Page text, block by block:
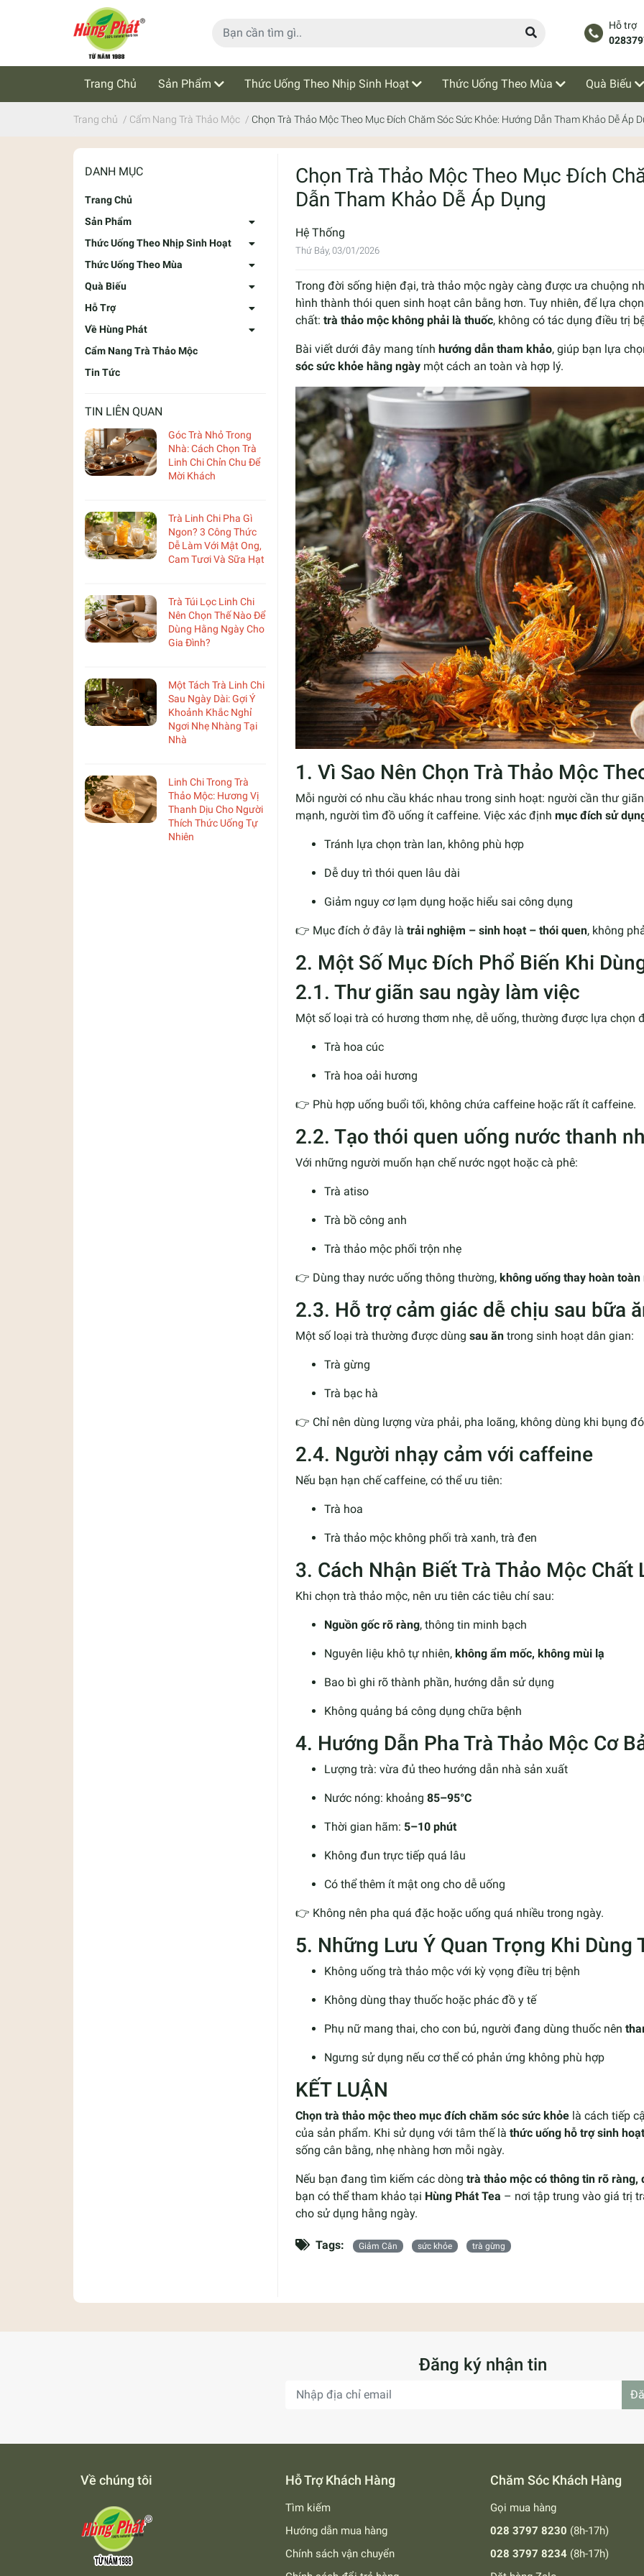
Hỗ trợ
Trang Chủ Sản Phẩm Thức Uống Theo Nhịp Sinh Hoạt Thức Uống Theo Mùa Quà Biếu
Cẩm Nang Trà Thảo Mộc Tin Tức
Trang chủ / Cẩm Nang Trà Thảo Mộc / Chọn Trà Thảo Mộc Theo Mục Đích Chăm Sóc Sức Khỏe: Hướng Dẫn Tham Khảo Dễ Áp
DANH MỤC
Trang Chủ
Sản Phẩm
Thức Uống Theo Nhịp Sinh Hoạt
Thức Uống Theo Mùa
Quà Biếu
Hỗ Trợ
Về Hùng Phát
Cẩm Nang Trà Thảo Mộc
Tin Tức
TIN LIÊN QUAN
Góc Trà Nhỏ Trong
Nhà: Cách Chọn Trà
Linh Chi Chỉn Chu Để
Mời Khách
Trà Linh Chi Pha Gì
Ngon? 3 Công Thức
Dễ Làm Với Mật Ong,
Cam Tươi Và Sữa Hạt
Trà Túi Lọc Linh Chi
Nên Chọn Thế Nào Để
Dùng Hằng Ngày Cho
Gia Đình?
Một Tách Trà Linh Chi
Sau Ngày Dài: Gợi Ý
Khoảnh Khắc Nghỉ
Ngơi Nhẹ Nhàng Tại
Nhà
Linh Chi Trong Trà
Thảo Mộc: Hương Vị
Thanh Dịu Cho Người
Thích Thức Uống Tự
Nhiên
Chọn Trà Thảo Mộc Theo Mục Đích
Dẫn Tham Khảo Dễ Áp Dụng
Hệ Thống
Thứ Bảy, 03/01/2026
Trong đời sống hiện đại, trà thảo mộc ngày càng được ưa chuộng
hình thành thói quen sinh hoạt cân bằng hơn. Tuy nhiên, để lựa
chất: trà thảo mộc không phải là thuốc, không có tác dụng điều trị
Bài viết dưới đây mang tính hướng dẫn tham khảo, giúp bạn lựa
sóc sức khỏe hằng ngày một cách an toàn và hợp lý.
1. Vì Sao Nên Chọn Trà Thảo Mộc
Mỗi người có nhu cầu khác nhau trong sinh hoạt: người cần thư
mạnh, người tìm đồ uống ít caffeine. Việc xác định mục đích sử
Tránh lựa chọn tràn lan, không phù hợp
Dễ duy trì thói quen lâu dài
Giảm nguy cơ lạm dụng hoặc hiểu sai công dụng
👉 Mục đích ở đây là trải nghiệm – sinh hoạt – thói quen, không
2. Một Số Mục Đích Phổ Biến Khi
2.1. Thư giãn sau ngày làm việc
Một số loại trà có hương thơm nhẹ, dễ uống, thường được lựa chọn
Trà hoa cúc
Trà hoa oải hương
👉 Phù hợp uống buổi tối, không chứa caffeine hoặc rất ít caffeine.
2.2. Tạo thói quen uống nước thanh
Với những người muốn hạn chế nước ngọt hoặc cà phê:
Trà atiso
Trà bồ công anh
Trà thảo mộc phối trộn nhẹ
👉 Dùng thay nước uống thông thường, không uống thay hoàn toàn
2.3. Hỗ trợ cảm giác dễ chịu sau bữa
Một số loại trà thường được dùng sau ăn trong sinh hoạt dân gian:
Trà gừng
Trà bạc hà
👉 Chỉ nên dùng lượng vừa phải, pha loãng, không dùng khi bụng
2.4. Người nhạy cảm với caffeine
Nếu bạn hạn chế caffeine, có thể ưu tiên:
Trà hoa
Trà thảo mộc không phối trà xanh, trà đen
3. Cách Nhận Biết Trà Thảo Mộc Chất
Khi chọn trà thảo mộc, nên ưu tiên các tiêu chí sau:
Nguồn gốc rõ ràng, thông tin minh bạch
Nguyên liệu khô tự nhiên, không ẩm mốc, không mùi lạ
Bao bì ghi rõ thành phần, hướng dẫn sử dụng
Không quảng bá công dụng chữa bệnh
4. Hướng Dẫn Pha Trà Thảo Mộc Cơ
Lượng trà: vừa đủ theo hướng dẫn nhà sản xuất
Nước nóng: khoảng 85–95°C
Thời gian hãm: 5–10 phút
Không đun trực tiếp quá lâu
Có thể thêm ít mật ong cho dễ uống
👉 Không nên pha quá đặc hoặc uống quá nhiều trong ngày.
5. Những Lưu Ý Quan Trọng Khi Dùng
Không uống trà thảo mộc với kỳ vọng điều trị bệnh
Không dùng thay thuốc hoặc phác đồ y tế
Phụ nữ mang thai, cho con bú, người đang dùng thuốc nên
Ngưng sử dụng nếu cơ thể có phản ứng không phù hợp
KẾT LUẬN
Chọn trà thảo mộc theo mục đích chăm sóc sức khỏe là cách tiếp
của sản phẩm. Khi sử dụng với tâm thế là thức uống hỗ trợ sinh hoạt
sống cân bằng, nhẹ nhàng hơn mỗi ngày.
Nếu bạn đang tìm kiếm các dòng trà thảo mộc có thông tin rõ
bạn có thể tham khảo tại Hùng Phát Tea – nơi tập trung vào giá trị
cho sử dụng hằng ngày.
Tags: Giảm Cân sức khỏe trà gừng
Đăng ký nhận tin
Về chúng tôi Hỗ Trợ Khách Hàng
Tìm kiếm
Hướng dẫn mua hàng
Chính sách vận chuyển
Chăm Sóc Khách Hàng
Gọi mua hàng
028 3797 8230 (8h-17h)
028 3797 8234 (8h-17h)